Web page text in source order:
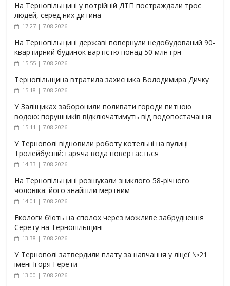
На Тернопільщині у потрійній ДТП постраждали троє
людей, серед них дитина
17:27 | 7.08.2026
На Тернопільщині державі повернули недобудований 90-
квартирний будинок вартістю понад 50 млн грн
15:55 | 7.08.2026
Тернопільщина втратила захисника Володимира Дичку
15:18 | 7.08.2026
У Заліщиках заборонили поливати городи питною
водою: порушників відключатимуть від водопостачання
15:11 | 7.08.2026
У Тернополі відновили роботу котельні на вулиці
Тролейбусній: гаряча вода повертається
14:33 | 7.08.2026
На Тернопільщині розшукали зниклого 58-річного
чоловіка: його знайшли мертвим
14:01 | 7.08.2026
Екологи б’ють на сполох через можливе забруднення
Серету на Тернопільщині
13:38 | 7.08.2026
У Тернополі затвердили плату за навчання у ліцеї №21
імені Ігоря Герети
13:00 | 7.08.2026